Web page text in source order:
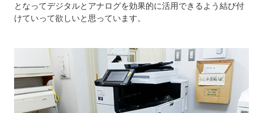
となってデジタルとアナログを効果的に活用できるよう結び付
けていって欲しいと思っています。